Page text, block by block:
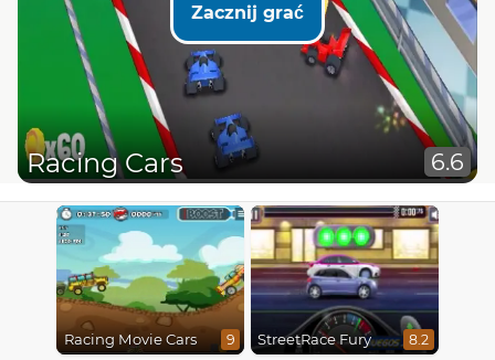
Zacznij grać
Racing Cars 6.6
Racing Movie Cars 9 StreetRace Fury 8.2